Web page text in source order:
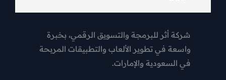
شركة أثر للبرمجة والتسويق الرقمي، بخبرة
واسعة في تطوير الألعاب والتطبيقات المربحة
في السعودية والإمارات.